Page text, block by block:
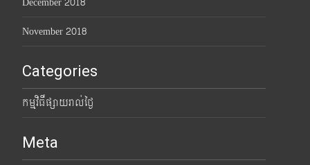
November 2018
Categories
កម្មវិធីផ្សាយរាល់ថ្ងៃ
Meta